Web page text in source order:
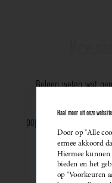
Belgen weten wat
populariteit van
kiezen ze
sprankelend
Haal meer uit onze
Door op "Alle
ermee akkoord
Hiermee kunnen
bieden en het
op "Voorkeuren